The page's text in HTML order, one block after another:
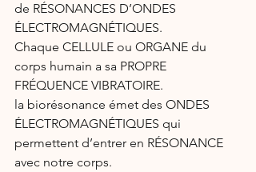
de RÉSONANCES D’ONDES
ÉLECTROMAGNÉTIQUES.
Chaque CELLULE ou ORGANE du
corps humain a sa PROPRE
FRÉQUENCE VIBRATOIRE.
la biorésonance émet des ONDES
ÉLECTROMAGNÉTIQUES qui
permettent d’entrer en RÉSONANCE
avec notre corps.